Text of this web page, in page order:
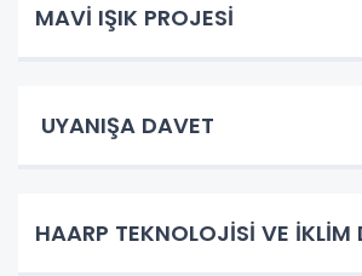
MAVİ IŞIK PROJESİ
UYANIŞA DAVET
HAARP TEKNOLOJİSİ VE İKLİM